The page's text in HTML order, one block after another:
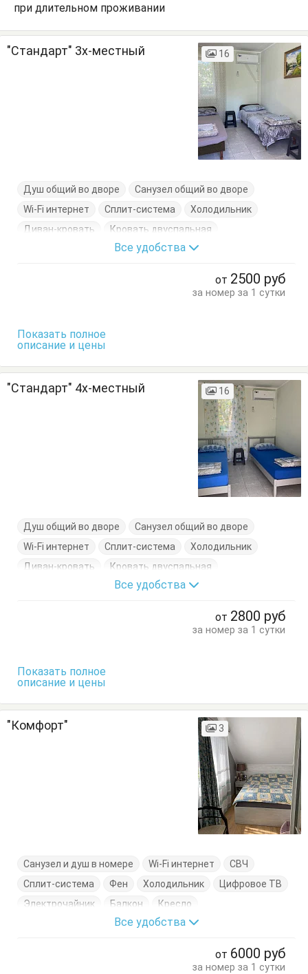
при длительном проживании
"Стандарт" 3х-местный 16
Душ общий во дворе
Санузел общий во дворе
Wi-Fi интернет
Сплит-система
Холодильник
Диван-кровать
Кровать двуспальная
Кровать односпальная
Стол Стулья
Все удобства
от 2500 руб
за номер за 1 сутки
Показать полное
описание и цены
"Стандарт" 4х-местный 16
Душ общий во дворе
Санузел общий во дворе
Wi-Fi интернет
Сплит-система
Холодильник
Диван-кровать
Кровать двуспальная
Кровать односпальная
Стол Стулья
Все удобства
от 2800 руб
за номер за 1 сутки
Показать полное
описание и цены
"Комфорт" 3
Санузел и душ в номере Wi-Fi интернет
СВЧ
Сплит-система
Фен Холодильник
Цифровое ТВ
Электрочайник
Балкон
Кресло
Кровать двуспальная
Кухонный стол
Все удобства
от 6000 руб
за номер за 1 сутки